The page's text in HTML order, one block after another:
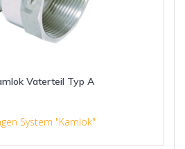
Vaterteil Typ A
System "Kamlok"